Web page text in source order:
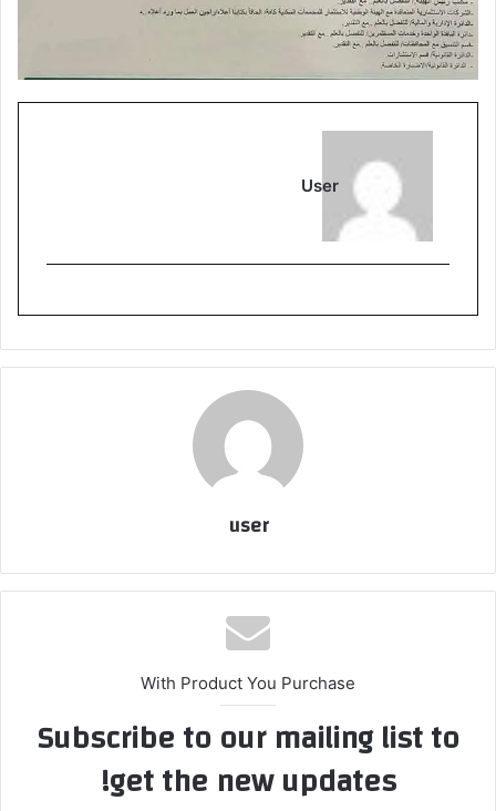
User
user
With Product You Purchase
Subscribe to our mailing list to
get the new updates!